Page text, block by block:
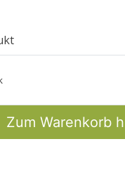
Zum Warenkorb